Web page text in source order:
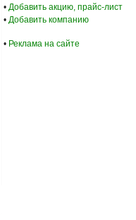
• Добавить акцию, прайс-лист
• Добавить компанию
• Реклама на сайте